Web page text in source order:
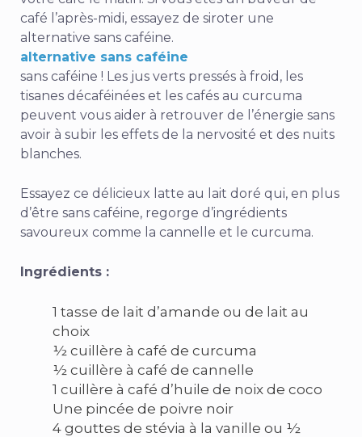
café l’après-midi, essayez de siroter une
alternative sans caféine.
alternative sans caféine
sans caféine ! Les jus verts pressés à froid, les
tisanes décaféinées et les cafés au curcuma
peuvent vous aider à retrouver de l’énergie sans
avoir à subir les effets de la nervosité et des nuits
blanches.
Essayez ce délicieux latte au lait doré qui, en plus
d’être sans caféine, regorge d’ingrédients
savoureux comme la cannelle et le curcuma.
Ingrédients :
1 tasse de lait d’amande ou de lait au
choix
½ cuillère à café de curcuma
½ cuillère à café de cannelle
1 cuillère à café d’huile de noix de coco
Une pincée de poivre noir
4 gouttes de stévia à la vanille ou ½